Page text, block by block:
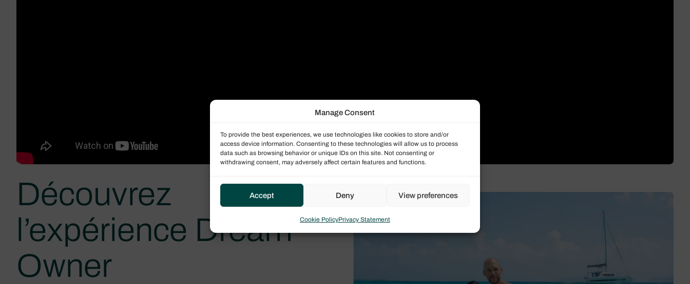
Manage Consent
To provide the best experiences, we use technologies like cookies to store and/or
access device information. Consenting to these technologies will allow us to process
data such as browsing behavior or unique IDs on this site. Not consenting or
withdrawing consent, may adversely affect certain features and functions.
Accept Deny View preferences
Cookie PolicyPrivacy Statement
Découvrez
l’expérience Dream
Owner